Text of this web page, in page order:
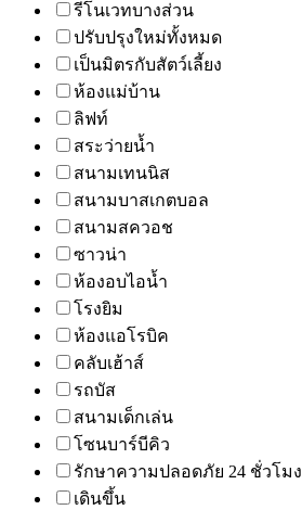
รีโนเวทบางส่วน
ปรับปรุงใหม่ทั้งหมด
เป็นมิตรกับสัตว์เลี้ยง
ห้องแม่บ้าน
ลิฟท์
สระว่ายน้ำ
สนามเทนนิส
สนามบาสเกตบอล
สนามสควอช
ซาวน่า
ห้องอบไอน้ำ
โรงยิม
ห้องแอโรบิค
คลับเฮ้าส์
รถบัส
สนามเด็กเล่น
โซนบาร์บีคิว
รักษาความปลอดภัย 24 ชั่วโมง
เดินขึ้น